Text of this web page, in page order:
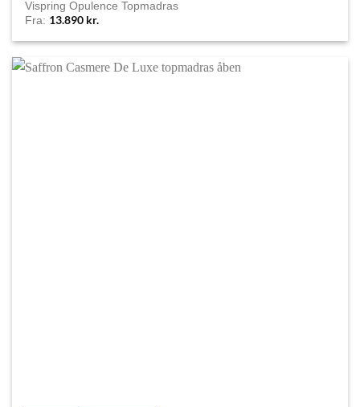
Vispring Opulence Topmadras
Fra: 13.890 kr.